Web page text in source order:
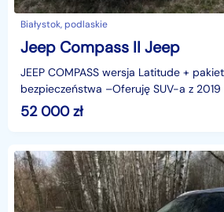
Białystok, podlaskie
Jeep Compass II Jeep
JEEP COMPASS wersja Latitude +
bezpieczeństwa –Oferuję SUV-a z 2019
benyza, 170 koni, automat. Kupiony z
52 000zł